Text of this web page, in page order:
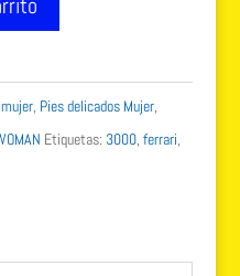
, Pies delicados Mujer,
Etiquetas: 3000, ferrari,